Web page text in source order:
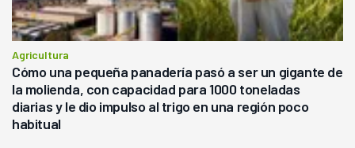
Agricultura
Cómo una pequeña panadería pasó a ser un gigante de
la molienda, con capacidad para 1000 toneladas
diarias y le dio impulso al trigo en una región poco
habitual